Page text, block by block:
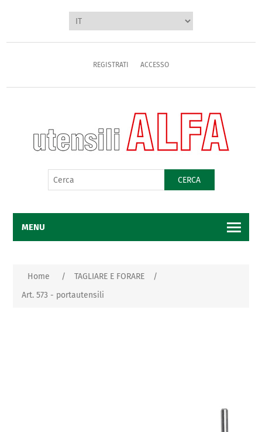
REGISTRATI ACCESSO
CERCA
MENU
Home / TAGLIARE E FORARE
/
Art. 573 - portautensili